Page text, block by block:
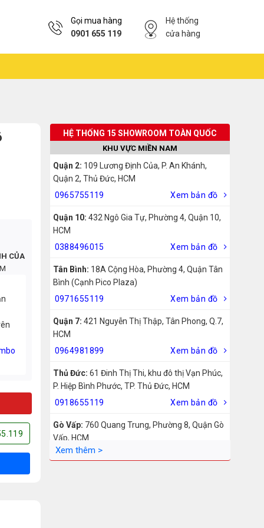
Gọi mua hàng
0901 655 119
Hệ thống
cửa hàng
HỆ THỐNG 15 SHOWROOM TOÀN QUỐC
KHU VỰC MIỀN NAM
Quận 2: 109 Lương Định Của, P. An Khánh,
Quận 2, Thủ Đức, HCM
0965755119
Xem bản đồ
Quận 10: 432 Ngô Gia Tự, Phường 4, Quận 10,
HCM
0388496015
Xem bản đồ
Tân Bình: 18A Cộng Hòa, Phường 4, Quận Tân
Bình (Cạnh Pico Plaza)
0971655119
Xem bản đồ
Quận 7: 421 Nguyễn Thị Thập, Tân Phong, Q.7,
HCM
0964981899
Xem bản đồ
Thủ Đức: 61 Đinh Thị Thi, khu đô thị Vạn Phúc,
P. Hiệp Bình Phước, TP. Thủ Đức, HCM
0918655119
Xem bản đồ
Gò Vấp: 760 Quang Trung, Phường 8, Quận Gò
Vấp, HCM
0942755119
CỦA